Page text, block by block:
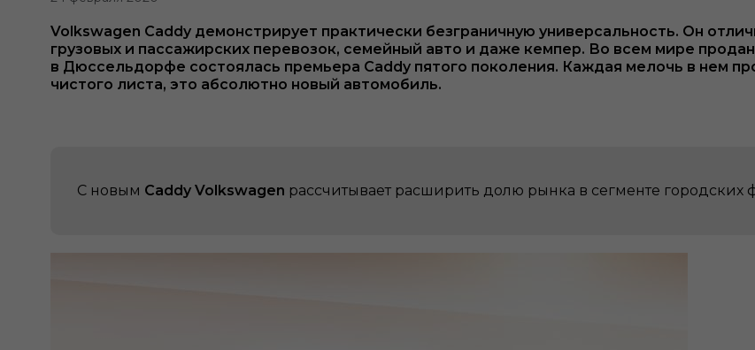
Volkswagen Caddy демонстрирует практически безграничную универсальность. Он
грузовых и пассажирских перевозок, семейный авто и даже кемпер. Во всем мире
в Дюссельдорфе состоялась премьера Caddy пятого поколения. Каждая мелочь в нем
чистого листа, это абсолютно новый автомобиль.
С новым Caddy Volkswagen рассчитывает расширить долю рынка в сегменте